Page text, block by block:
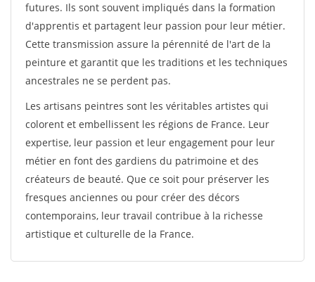
futures. Ils sont souvent impliqués dans la formation
d'apprentis et partagent leur passion pour leur métier.
Cette transmission assure la pérennité de l'art de la
peinture et garantit que les traditions et les techniques
ancestrales ne se perdent pas.
Les artisans peintres sont les véritables artistes qui
colorent et embellissent les régions de France. Leur
expertise, leur passion et leur engagement pour leur
métier en font des gardiens du patrimoine et des
créateurs de beauté. Que ce soit pour préserver les
fresques anciennes ou pour créer des décors
contemporains, leur travail contribue à la richesse
artistique et culturelle de la France.